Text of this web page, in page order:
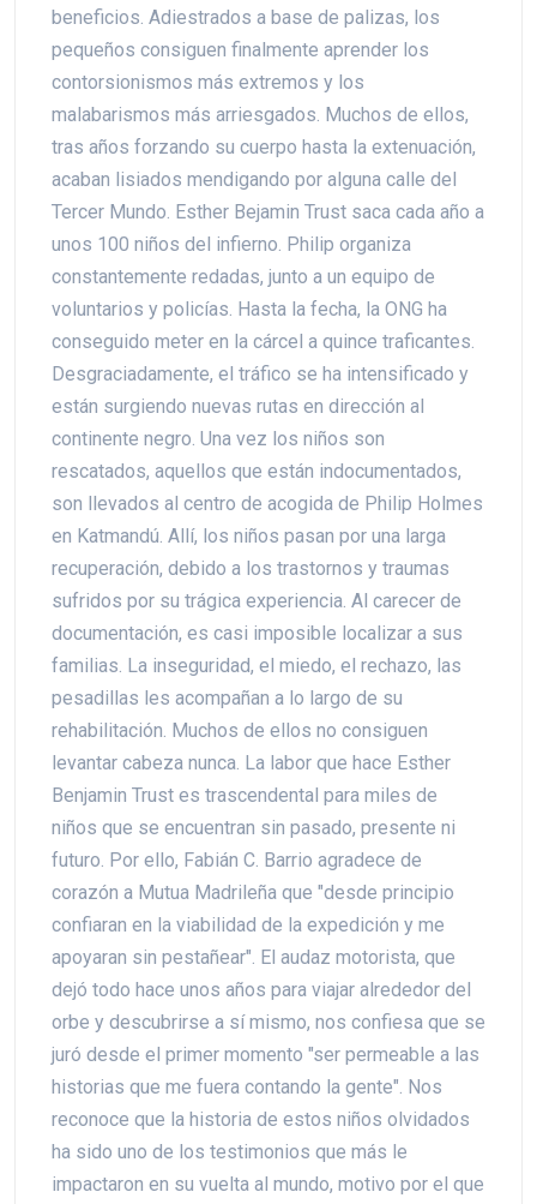
beneficios. Adiestrados a base de palizas, los
pequeños consiguen finalmente aprender los
contorsionismos más extremos y los
malabarismos más arriesgados. Muchos de ellos,
tras años forzando su cuerpo hasta la extenuación,
acaban lisiados mendigando por alguna calle del
Tercer Mundo. Esther Bejamin Trust saca cada año a
unos 100 niños del infierno. Philip organiza
constantemente redadas, junto a un equipo de
voluntarios y policías. Hasta la fecha, la ONG ha
conseguido meter en la cárcel a quince traficantes.
Desgraciadamente, el tráfico se ha intensificado y
están surgiendo nuevas rutas en dirección al
continente negro. Una vez los niños son
rescatados, aquellos que están indocumentados,
son llevados al centro de acogida de Philip Holmes
en Katmandú. Allí, los niños pasan por una larga
recuperación, debido a los trastornos y traumas
sufridos por su trágica experiencia. Al carecer de
documentación, es casi imposible localizar a sus
familias. La inseguridad, el miedo, el rechazo, las
pesadillas les acompañan a lo largo de su
rehabilitación. Muchos de ellos no consiguen
levantar cabeza nunca. La labor que hace Esther
Benjamin Trust es trascendental para miles de
niños que se encuentran sin pasado, presente ni
futuro. Por ello, Fabián C. Barrio agradece de
corazón a Mutua Madrileña que "desde principio
confiaran en la viabilidad de la expedición y me
apoyaran sin pestañear". El audaz motorista, que
dejó todo hace unos años para viajar alrededor del
orbe y descubrirse a sí mismo, nos confiesa que se
juró desde el primer momento "ser permeable a las
historias que me fuera contando la gente". Nos
reconoce que la historia de estos niños olvidados
ha sido uno de los testimonios que más le
impactaron en su vuelta al mundo, motivo por el que